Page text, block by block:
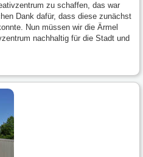
zu schaffen, das war
Dank dafür, dass diese zunächst
Nun müssen wir die Ärmel
nachhaltig für die Stadt und